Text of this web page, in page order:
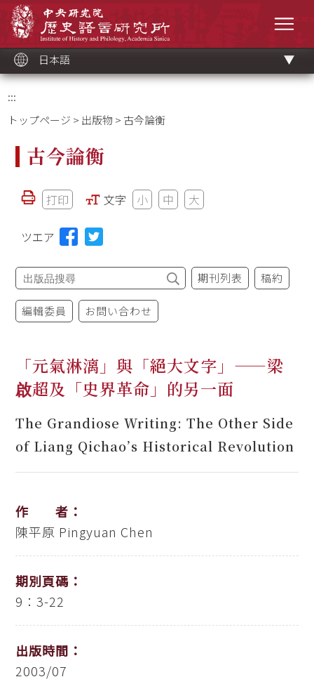
ッ
ク
日本語
:::
トップページ > 出版物 > 古今論衡
古今論衡
打印 文字 小 中 大
ツエア
期刊列表 稿約
編輯委員 お問い合わせ
「元氣淋漓」與「絕大文字」——梁
啟超及「史界革命」的另一面
The Grandiose Writing: The Other Side
of Liang Qichao’s Historical Revolution
作 者：
陳平原 Pingyuan Chen
期別頁碼：
9：3-22
出版時間：
2003/07